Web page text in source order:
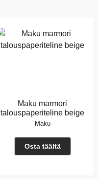
Maku marmori
talouspaperiteline beige
Maku
Osta täältä